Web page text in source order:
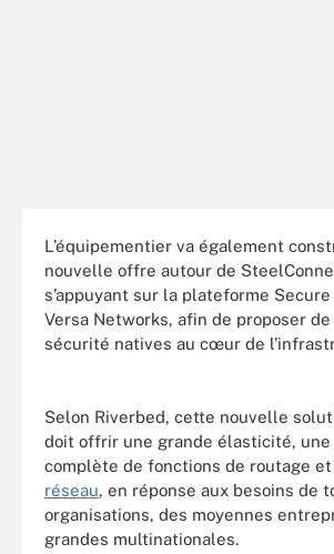
L’équipementier va également
nouvelle offre autour de
s’appuyant sur la plateforme Secure
Versa Networks, afin de proposer
sécurité natives au cœur de
Selon Riverbed, cette nouvelle
doit offrir une grande élasticité, une
complète de fonctions de routage et
réseau, en réponse aux besoins de
organisations, des moyennes
grandes multinationales.